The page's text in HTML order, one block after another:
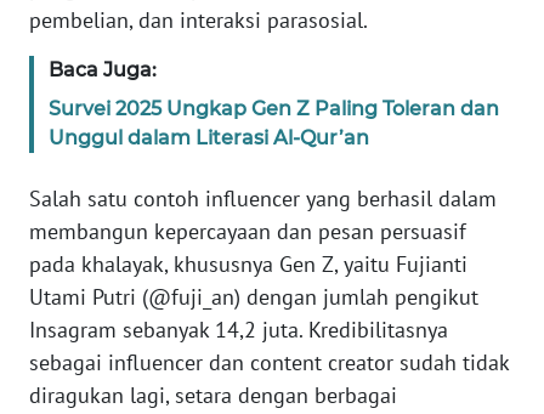
pembelian, dan interaksi parasosial.
Baca Juga:
Survei 2025 Ungkap Gen Z Paling Toleran dan
Unggul dalam Literasi Al-Qur’an
Salah satu contoh influencer yang berhasil dalam
membangun kepercayaan dan pesan persuasif
pada khalayak, khususnya Gen Z, yaitu Fujianti
Utami Putri (@fuji_an) dengan jumlah pengikut
Insagram sebanyak 14,2 juta. Kredibilitasnya
sebagai influencer dan content creator sudah tidak
diragukan lagi, setara dengan berbagai
WN
SERAMBI
WN
JAMBI
WN
SULTRA
WN
NTB
WN